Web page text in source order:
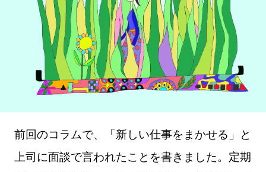
前回のコラムで、「新しい仕事をまかせる」と
上司に面談で言われたことを書きました。定期